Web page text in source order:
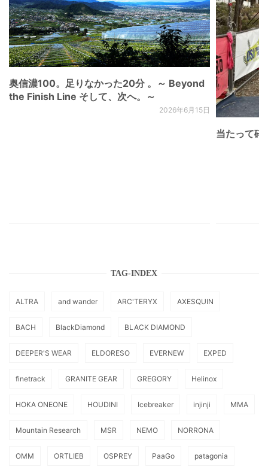
奥信濃100。足りなかった20分 。～ Beyond
the Finish Line そして、次へ。～
2026年6月15日
当たって砕
TAG-INDEX
ALTRA and wander ARC'TERYX AXESQUIN
BACH BlackDiamond BLACK DIAMOND
DEEPER'S WEAR ELDORESO EVERNEW EXPED
finetrack GRANITE GEAR GREGORY Helinox
HOKA ONEONE HOUDINI Icebreaker injinji MMA
Mountain Research MSR NEMO NORRONA
OMM ORTLIEB OSPREY PaaGo patagonia